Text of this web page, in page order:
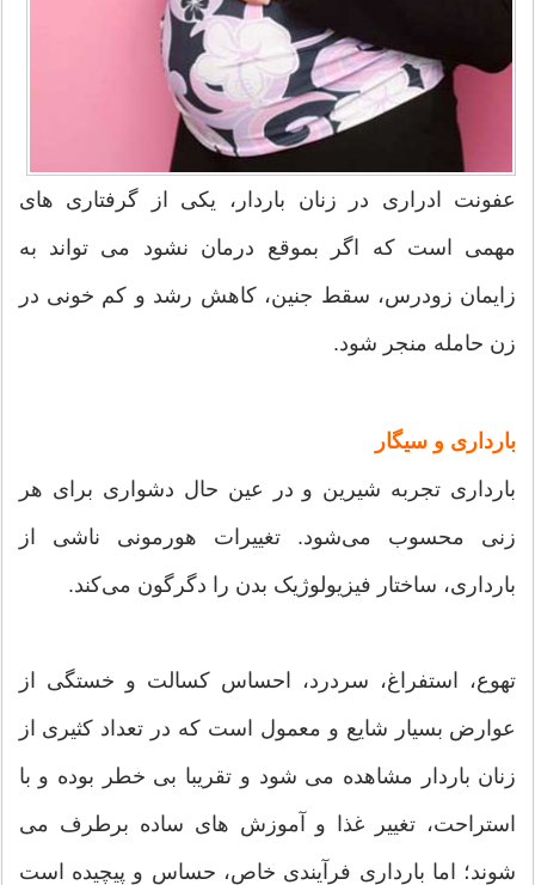
عفونت ادراری در زنان باردار، یکی از گرفتاری های
مهمی است که اگر بموقع درمان نشود می تواند به
زایمان زودرس، سقط جنین، کاهش رشد و کم خونی در
زن حامله منجر شود.
بارداری و سیگار
بارداری تجربه شیرین و در عین حال دشواری برای هر
زنی محسوب می‌شود. تغییرات هورمونی ناشی از
بارداری، ساختار فیزیولوژیک بدن را دگرگون می‌کند.
تهوع، استفراغ، سردرد، احساس کسالت و خستگی از
عوارض بسیار شایع و معمول است که در تعداد کثیری از
زنان باردار مشاهده می شود و تقریبا بی خطر بوده و با
استراحت، تغییر غذا و آموزش های ساده برطرف می
شوند؛ اما بارداری فرآیندی خاص، حساس و پیچیده است